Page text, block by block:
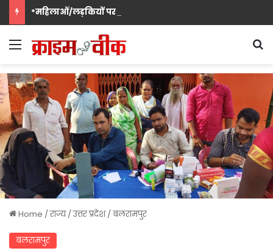
Menu
Home / राज्य / उत्तर प्रदेश / बलरामपुर
बलरामपुर